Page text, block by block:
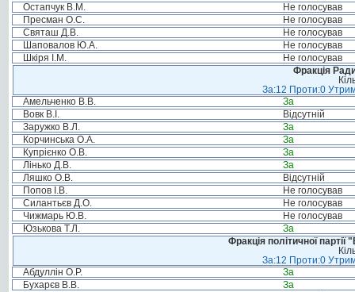
Остапчук В.М.
Не голосував
Пресман О.С.
Не голосував
Святаш Д.В.
Не голосував
Шаповалов Ю.А.
Не голосував
Шкіря І.М.
Не голосував
Фракція
За:12 Проти:0
Амельченко В.В.
За
Вовк В.І.
Відсутній
Заружко В.Л.
За
Корчинська О.А.
За
Купрієнко О.В.
За
Лінько Д.В.
За
Ляшко О.В.
Відсутній
Попов І.В.
Не голосував
Силантьєв Д.О.
Не голосував
Чижмарь Ю.В.
Не голосував
Юзькова Т.Л.
За
Фракція політичної
За:12 Проти:0
Абдуллін О.Р.
За
Бухарєв В.В.
За